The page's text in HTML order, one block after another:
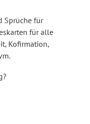
Sprüche für
für alle
Kofirmation,